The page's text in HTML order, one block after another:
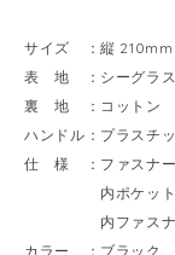
サイズ ：縦 210mm
表 地 ：シーグラス
裏 地 ：コットン
ハンドル：プラスチ
仕 様 ：ファスナー
内ポケット1
内ファスナー
カラー ：ブラック